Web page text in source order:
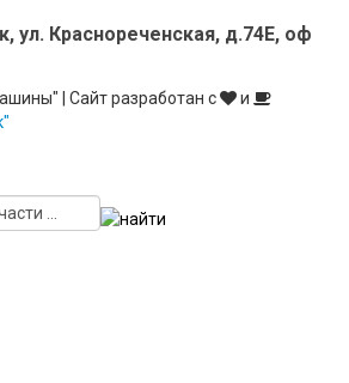
ул. Краснореченская, д.74Е, оф
| Сайт разработан с
и